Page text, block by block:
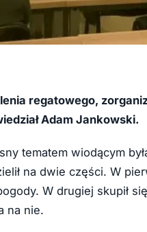
regatowego,
Adam Jankowski.
tematem wiodącym
na dwie części. W
W drugiej skupił
na nie.